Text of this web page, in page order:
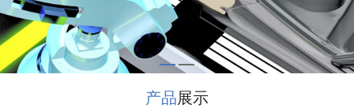
产品展示